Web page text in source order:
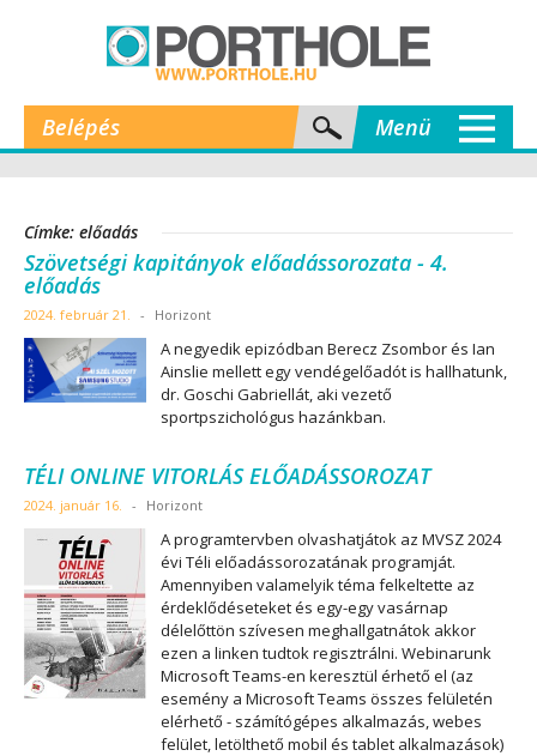
Belépés Menü
Címke: előadás
Szövetségi kapitányok előadássorozata - 4.
előadás
2024. február 21. - Horizont
A negyedik epizódban Berecz Zsombor és Ian
Ainslie mellett egy vendégelőadót is hallhatunk,
dr. Goschi Gabriellát, aki vezető
sportpszichológus hazánkban.
TÉLI ONLINE VITORLÁS ELŐADÁSSOROZAT
2024. január 16. - Horizont
A programtervben olvashatjátok az MVSZ 2024
évi Téli előadássorozatának programját.
Amennyiben valamelyik téma felkeltette az
érdeklődéseteket és egy-egy vasárnap
délelőttön szívesen meghallgatnátok akkor
ezen a linken tudtok regisztrálni. Webinarunk
Microsoft Teams-en keresztül érhető el (az
esemény a Microsoft Teams összes felületén
elérhető - számítógépes alkalmazás, webes
felület, letölthető mobil és tablet alkalmazások)